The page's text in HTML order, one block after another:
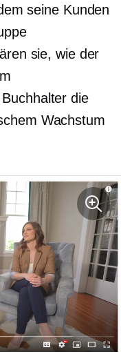
seine Kunden
sie, wie der
die
Wachstum